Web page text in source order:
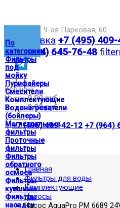
По
категориям
Фильтры
под
мойку
Пурифайеры
Смесители
Комплектующие
Водонагреватели
(бойлеры)
Магистральные
фильтры
Проточные
фильтры
Фильтры
обратного
осмоса
Фильтры
кувшины
Фильтры
насадки
Москва,ул. 9-ая Парковая, 60
Доставка +7 (495)
+7 (964) 645-76-48
|
Корзина:
Итого0.00 руб
Итого0.00 руб
| +7 (495) 409-42-12 +7 (964)
Главная
Фильтры для воды
Комплектующие
Насосы
Насос AquaPro PM 6689